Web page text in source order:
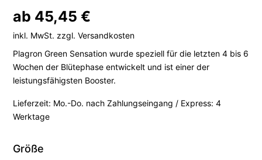
ab 45,45€
inkl. MwSt. zzgl.Versandkosten
Plagron Green Sensation wurde speziell für die letzten 4 bis 6
Wochen der Blütephase entwickelt und ist einer der
leistungsfähigsten Booster.
Lieferzeit: Mo.-Do. nach Zahlungseingang / Express: 4
Werktage
Größe